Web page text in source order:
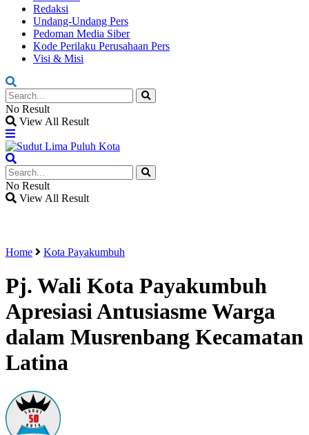
Redaksi
Undang-Undang Pers
Pedoman Media Siber
Kode Perilaku Perusahaan Pers
Visi & Misi
No Result
View All Result
No Result
View All Result
Home Kota Payakumbuh
Pj. Wali Kota Payakumbuh
Apresiasi Antusiasme Warga
dalam Musrenbang Kecamatan
Latina